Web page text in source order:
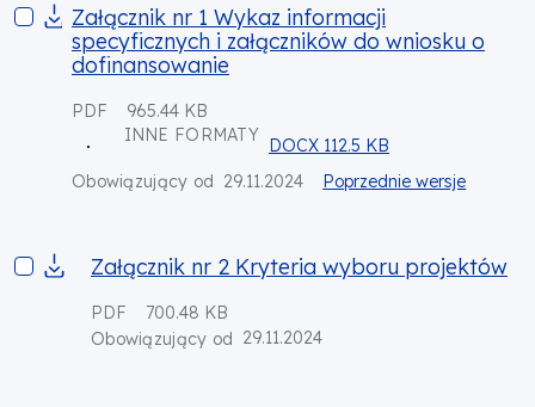
Załącznik nr 1 Wykaz informacji specyficznych i
Załącznik nr 1 Wykaz informacji
specyficznych i załączników do wniosku o
dofinansowanie
PDF
965.44 KB
INNE FORMATY
DOCX 112.5 KB
Obowiązujący od 29.11.2024 Poprzednie wersje
Załącznik nr 2 Kryteria wyboru projektów
Załącznik nr 2 Kryteria wyboru projektów
PDF
700.48 KB
Obowiązujący od 29.11.2024